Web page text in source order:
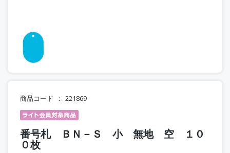
商品コード 221869
番号札 ＢＮ－Ｓ 小 無地 空 １０
０枚